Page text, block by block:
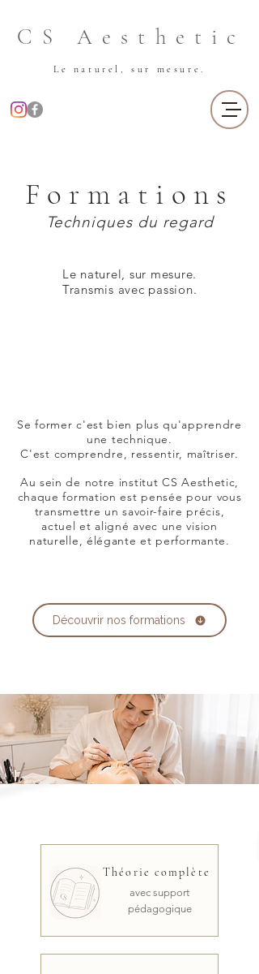
CS Aesthetic
Le naturel, sur mesure.
Formations
Techniques du regard
Le naturel, sur mesure.
Transmis avec passion.
Se former c'est bien plus qu'apprendre
une technique.
C'est comprendre, ressentir, maîtriser.
Au sein de notre institut CS Aesthetic,
chaque formation est pensée pour vous
transmettre un savoir-faire précis,
actuel et aligné avec une vision
naturelle, élégante et performante.
Découvrir nos formations
Théorie complète
avec support
pédagogique